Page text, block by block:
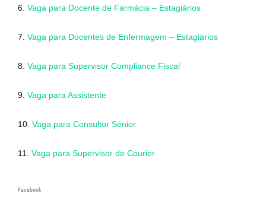
6. Vaga para Docente de Farmácia – Estagiários
7. Vaga para Docentes de Enfermagem – Estagiários
8. Vaga para Supervisor Compliance Fiscal
9. Vaga para Assistente
10. Vaga para Consultor Sénior
11. Vaga para Supervisor de Courier
Facebook